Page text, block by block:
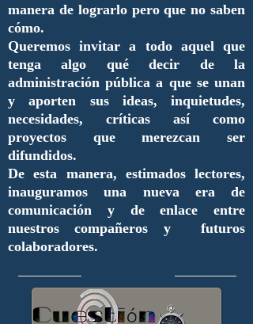
manera de lograrlo pero que no saben
cómo.
Queremos invitar a todo aquel que
tenga algo qué decir de la
administración pública a que se unan
y aporten sus ideas, inquietudes,
necesidades, críticas así como
proyectos que merezcan ser
difundidos.
De esta manera, estimados lectores,
inauguramos una nueva era de
comunicación y de enlace entre
nuestros compañeros y futuros
colaboradores.